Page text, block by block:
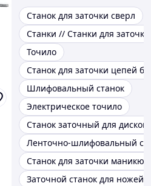
Станок для заточки сверл
Станки // Станки для
Точило
Станок для заточки цепей
Шлифовальный станок
Электрическое точило
Станок заточный для
Ленточно-шлифовальный
Станок для заточки
Заточной станок для ножей